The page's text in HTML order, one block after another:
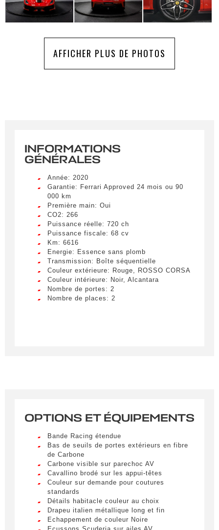
Remplissez le formulaire ci-dessous pour recevoir
une notification par e-mail dès qu’un véhicule
correspondant à vos critères sera disponible.
Civilité *
M.
LIVRAISON PARTOUT EN
FRANCE
AFFICHER PLUS DE PHOTOS
INFORMATIONS
GÉNÉRALES
Année: 2020
Garantie: Ferrari Approved 24 mois ou 90
000 km
Première main: Oui
CO2: 266
Puissance réelle: 720 ch
Puissance fiscale: 68 cv
Km: 6616
Energie: Essence sans plomb
Transmission: Boîte séquentielle
Couleur extérieure: Rouge, ROSSO CORSA
Couleur intérieure: Noir, Alcantara
Nombre de portes: 2
Nombre de places: 2
OPTIONS ET ÉQUIPEMENTS
Bande Racing étendue
Bas de seuils de portes extérieurs en fibre
de Carbone
Carbone visible sur parechoc AV
Cavallino brodé sur les appui-têtes
Couleur sur demande pour coutures
standards
Détails habitacle couleur au choix
Drapeu italien métallique long et fin
Echappement de couleur Noire